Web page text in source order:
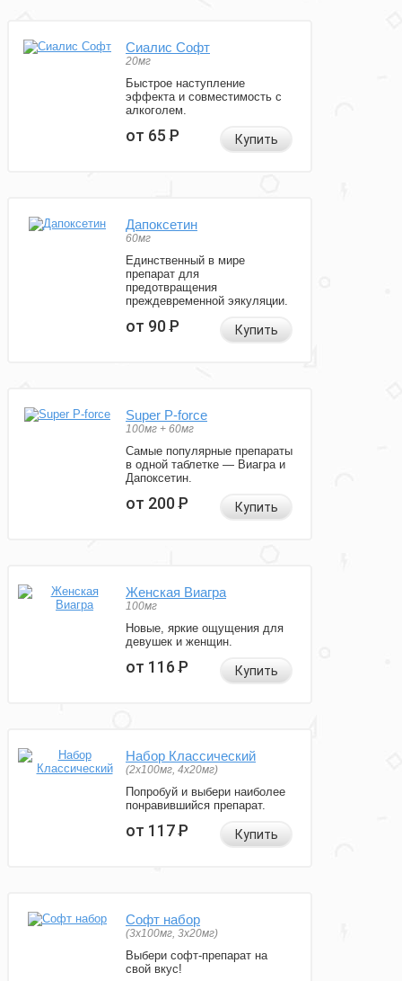
Сиалис Софт
20мг
Быстрое наступление
эффекта и совместимость с
алкоголем.
от 65Р Купить
Дапоксетин
60мг
Единственный в мире
препарат для
предотвращения
преждевременной эякуляции.
от 90Р Купить
Super P-force
100мг + 60мг
Самые популярные препараты
в одной таблетке — Виагра и
Дапоксетин.
от 200Р Купить
Женская Виагра
100мг
Новые, яркие ощущения для
девушек и женщин.
от 116Р Купить
Набор Классический
(2x100мг, 4x20мг)
Попробуй и выбери наиболее
понравившийся препарат.
от 117Р Купить
Софт набор
(3x100мг, 3x20мг)
Выбери софт-препарат на
свой вкус!